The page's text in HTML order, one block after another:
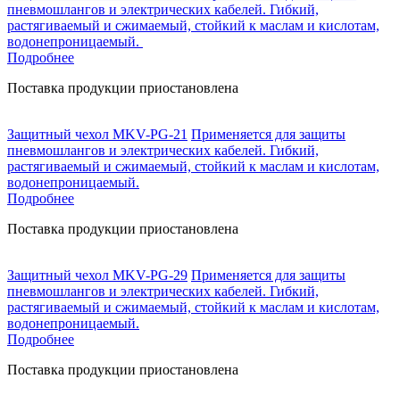
пневмошлангов и электрических кабелей. Гибкий,
растягиваемый и сжимаемый, стойкий к маслам и кислотам,
водонепроницаемый.
Подробнее
Поставка продукции приостановлена
Защитный чехол MKV-PG-21 Применяется для защиты
пневмошлангов и электрических кабелей. Гибкий,
растягиваемый и сжимаемый, стойкий к маслам и кислотам,
водонепроницаемый.
Подробнее
Поставка продукции приостановлена
Защитный чехол MKV-PG-29 Применяется для защиты
пневмошлангов и электрических кабелей. Гибкий,
растягиваемый и сжимаемый, стойкий к маслам и кислотам,
водонепроницаемый.
Подробнее
Поставка продукции приостановлена